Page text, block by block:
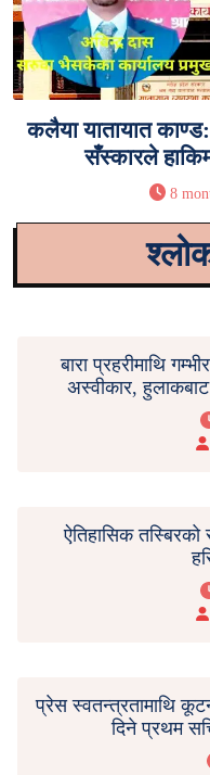
कलैया यातायात
सँस्कारले
8
बारा प्रहरीमाथि
अस्वीकार,
ऐतिहासिक तस्बिरको
प्रेस स्वतन्त्रतामाथि
दिने प्रथम